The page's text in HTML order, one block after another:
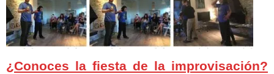
¿Conoces la fiesta de la improvisación?